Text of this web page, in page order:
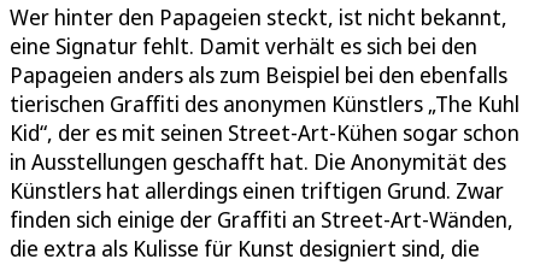
Wer hinter den Papageien steckt, ist nicht bekannt,
eine Signatur fehlt. Damit verhält es sich bei den
Papageien anders als zum Beispiel bei den ebenfalls
tierischen Graffiti des anonymen Künstlers „The Kuhl
Kid“, der es mit seinen Street-Art-Kühen sogar schon
in Ausstellungen geschafft hat. Die Anonymität des
Künstlers hat allerdings einen triftigen Grund. Zwar
finden sich einige der Graffiti an Street-Art-Wänden,
die extra als Kulisse für Kunst designiert sind, die